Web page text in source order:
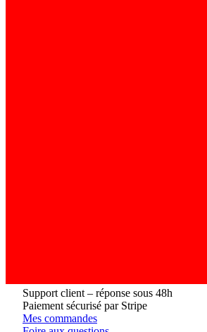
Support client – réponse sous 48h
Paiement sécurisé par Stripe
Mes commandes